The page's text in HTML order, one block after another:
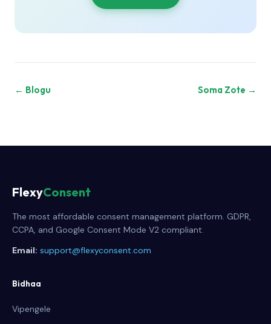
← Blogu Soma Zote →
FlexyConsent
The most affordable consent management platform. GDPR,
CCPA, and Google Consent Mode V2 compliant.
Email: support@flexyconsent.com
Bidhaa
Vipengele